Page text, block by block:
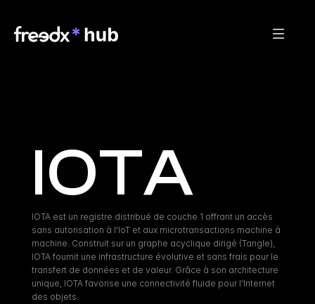
IOTA
IOTA est un registre distribué de couche 1 offrant un accès
sans autorisation à l'IoT et aux microtransactions machine à
machine. Construit sur un graphe acyclique dirigé (Tangle),
IOTA fournit une infrastructure évolutive et sans frais pour le
transfert de données et de valeur. Grâce à son architecture
unique, IOTA favorise une connectivité fluide pour l'Internet
des objets.